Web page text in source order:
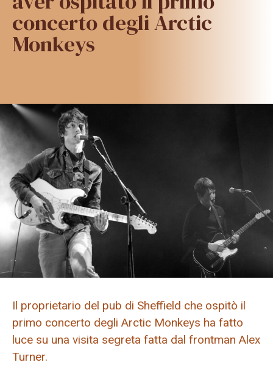
concerto degli Arctic
Monkeys
Il proprietario del pub di Sheffield che ospitò il
primo concerto degli Arctic Monkeys ha fatto
luce su una visita segreta fatta dal frontman Alex
Turner.